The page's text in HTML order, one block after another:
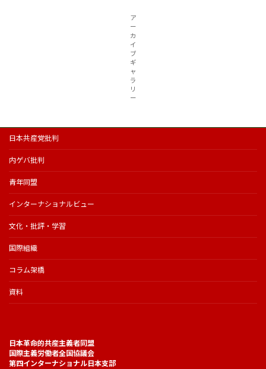
ア
ー
カ
イ
ブ
ギ
ャ
ラ
リ
ー
日本共産党批判
内ゲバ批判
青年同盟
インターナショナルビュー
文化・批評・学習
国際組織
コラム架橋
資料
日本革命的共産主義者同盟
国際主義労働者全国協議会
第四インターナショナル日本支部